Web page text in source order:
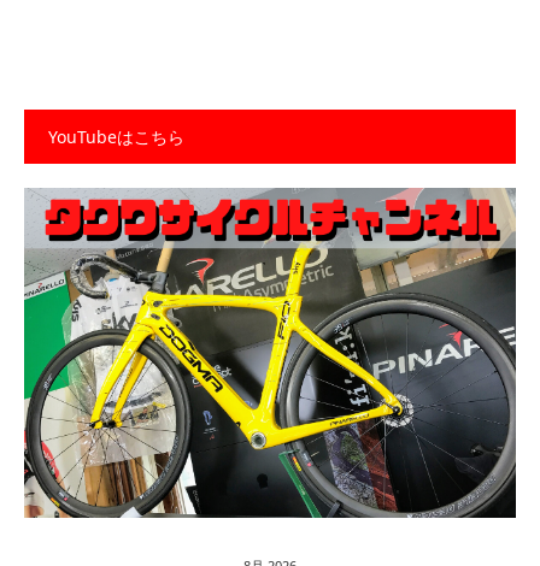
YouTubeはこちら